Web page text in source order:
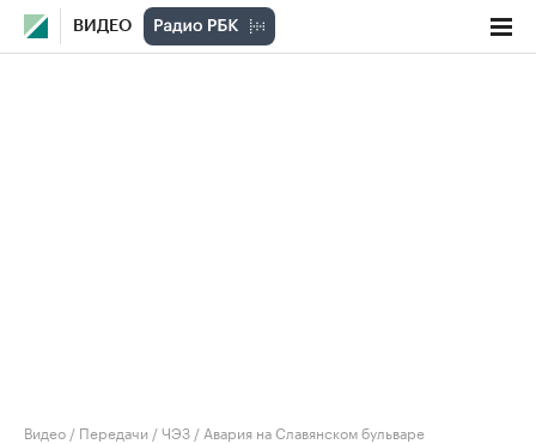
ВИДЕО
Видео / Передачи /ЧЭЗ / Авария на Славянском бульваре